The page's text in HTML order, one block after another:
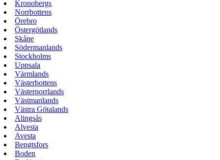
Kronobergs
Norrbottens
Örebro
Östergötlands
Skåne
Södermanlands
Stockholms
Uppsala
Värmlands
Västerbottens
Västernorrlands
Västmanlands
Västra Götalands
Alingsås
Alvesta
Avesta
Bengtsfors
Boden